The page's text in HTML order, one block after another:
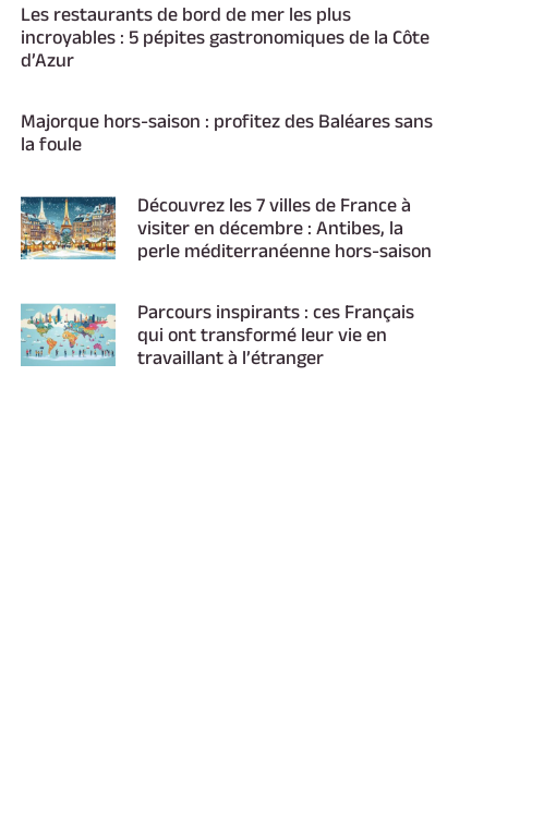
Les restaurants de bord de mer les plus
incroyables : 5 pépites gastronomiques de la Côte
d’Azur
Majorque hors-saison : profitez des Baléares sans
la foule
Découvrez les 7 villes de France à
visiter en décembre : Antibes, la
perle méditerranéenne hors-saison
Parcours inspirants : ces Français
qui ont transformé leur vie en
travaillant à l’étranger